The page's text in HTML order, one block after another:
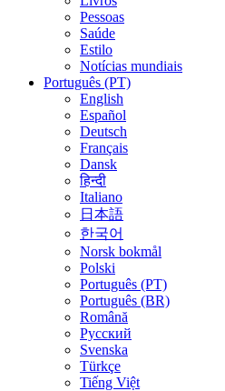
Pessoas
Saúde
Estilo
Notícias mundiais
Português (PT)
English
Español
Deutsch
Français
Dansk
हिन्दी
Italiano
日本語
한국어
Norsk bokmål
Polski
Português (PT)
Português (BR)
Română
Русский
Svenska
Türkçe
Tiếng Việt